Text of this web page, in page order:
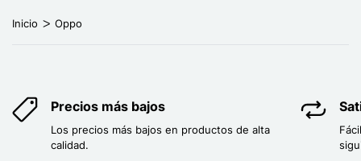
Inicio Oppo
Precios más bajos
Los precios más bajos en productos de alta
calidad.